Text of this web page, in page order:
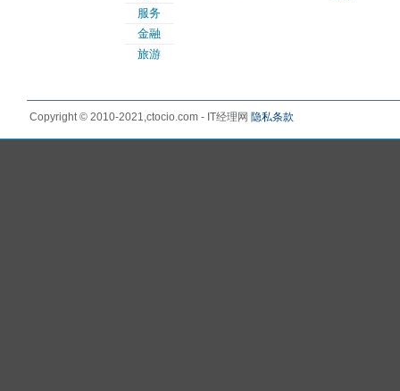
服务
金融
旅游
Copyright © 2010-2021,ctocio.com - IT经理网 隐私条款